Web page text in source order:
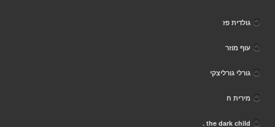
גולדית פז
עוף מוזר
גורלי גורליצקי
מירית ח
the dark child .